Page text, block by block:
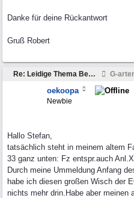
Danke für deine Rückantwort
Gruß Robert
Re: Leidige Thema Besteuerung G-
oekoopa
Newbie
Hallo Stefan,
tatsächlich steht in meinem altem
33 ganz unten: Fz entspr.auch
Durch meine Ummeldung Anfang
habe ich diesen großen Wisch der
nichts mehr drin.Habe aber meinen